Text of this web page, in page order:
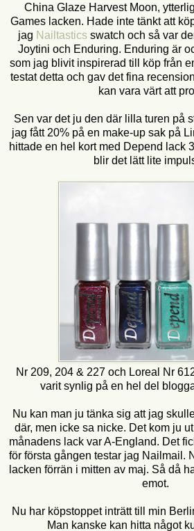
China Glaze Harvest Moon,
Games lacken. Hade inte tänkt att
jag Nailtasticsswatch och så var
Joytini och Enduring. Enduring är
som jag blivit inspirerad till köp från
testat detta och gav det fina
kan vara värt att
Sen var det ju den där lilla turen på
jag fått 20% på en make-up sak på
hittade en hel kort med Depend lack
blir det lätt lite
Nr 209, 204 & 227 och Loreal Nr
varit synlig på en hel del
Nu kan man ju tänka sig att jag
där, men icke sa nicke. Det kom ju
månadens lack var A-England. Det
för första gången testar jag Nailmail.
lacken förrän i mitten av maj. Så då
emot.
Nu har köpstoppet inträtt till min
Man kanske kan hitta något